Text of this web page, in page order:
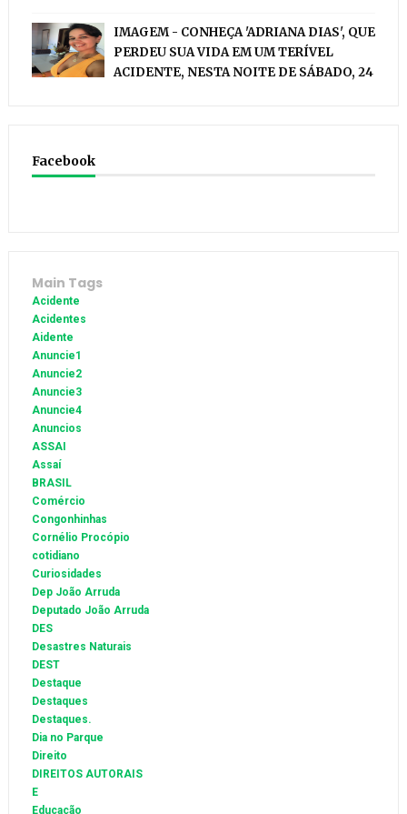
IMAGEM - CONHEÇA 'ADRIANA DIAS', QUE
PERDEU SUA VIDA EM UM TERÍVEL
ACIDENTE, NESTA NOITE DE SÁBADO, 24
Facebook
Main Tags
Acidente
Acidentes
Aidente
Anuncie1
Anuncie2
Anuncie3
Anuncie4
Anuncios
ASSAI
Assaí
BRASIL
Comércio
Congonhinhas
Cornélio Procópio
cotidiano
Curiosidades
Dep João Arruda
Deputado João Arruda
DES
Desastres Naturais
DEST
Destaque
Destaques
Destaques.
Dia no Parque
Direito
DIREITOS AUTORAIS
E
Educação